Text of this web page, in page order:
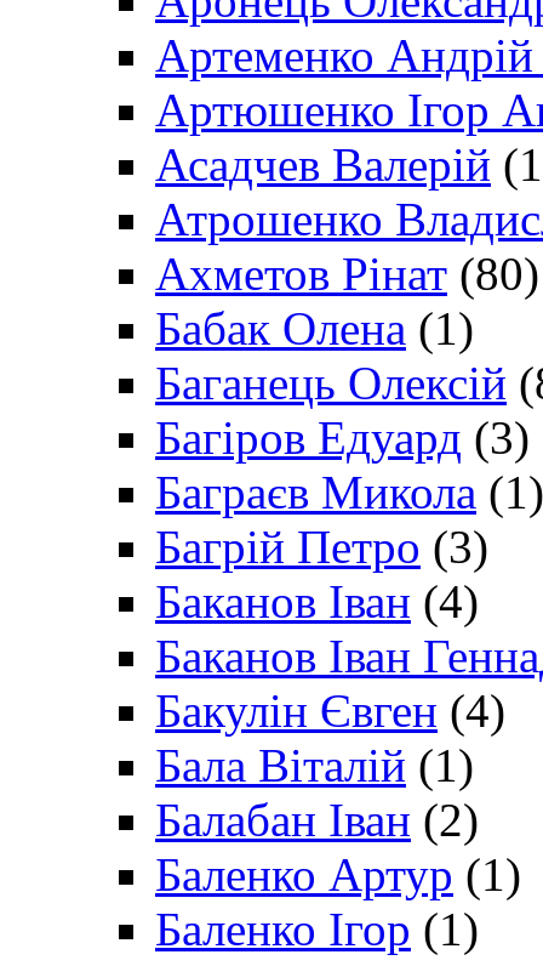
Артеменко Андрій
Артюшенко Ігор
Асадчев Валерій
Атрошенко
Ахметов Рінат (80)
Бабак Олена (1)
Баганець Олексій
Багіров Едуард (3)
Баграєв Микола (1)
Багрій Петро (3)
Баканов Іван (4)
Баканов Іван
Бакулін Євген (4)
Бала Віталій (1)
Балабан Іван (2)
Баленко Артур (1)
Баленко Ігор (1)